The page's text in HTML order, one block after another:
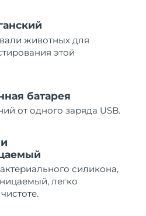
животных для
этой
батарея
от одного заряда USB.
силикона,
легко